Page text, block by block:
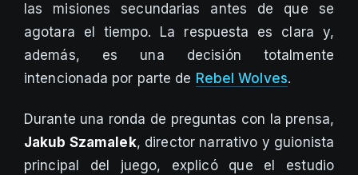
las misiones secundarias antes de que se
agotara el tiempo. La respuesta es clara y,
además, es una decisión totalmente
intencionada por parte de Rebel Wolves.
Durante una ronda de preguntas con la prensa,
Jakub Szamalek, director narrativo y guionista
principal del juego, explicó que el estudio